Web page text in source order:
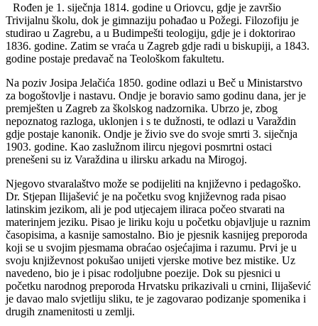
Rođen je 1. siječnja 1814. godine u Oriovcu, gdje je završio
Trivijalnu školu, dok je gimnaziju pohađao u Požegi. Filozofiju je
studirao u Zagrebu, a u Budimpešti teologiju, gdje je i doktorirao
1836. godine. Zatim se vraća u Zagreb gdje radi u biskupiji, a 1843.
godine postaje predavač na Teološkom fakultetu.
Na poziv Josipa Jelačića 1850. godine odlazi u Beč u Ministarstvo
za bogoštovlje i nastavu. Ondje je boravio samo godinu dana, jer je
premješten u Zagreb za školskog nadzornika. Ubrzo je, zbog
nepoznatog razloga, uklonjen i s te dužnosti, te odlazi u Varaždin
gdje postaje kanonik. Ondje je živio sve do svoje smrti 3. siječnja
1903. godine. Kao zaslužnom ilircu njegovi posmrtni ostaci
prenešeni su iz Varaždina u ilirsku arkadu na Mirogoj.
Njegovo stvaralaštvo može se podijeliti na književno i pedagoško.
Dr. Stjepan Ilijašević je na početku svog književnog rada pisao
latinskim jezikom, ali je pod utjecajem iliraca počeo stvarati na
materinjem jeziku. Pisao je liriku koju u početku objavljuje u raznim
časopisima, a kasnije samostalno. Bio je pjesnik kasnijeg preporoda
koji se u svojim pjesmama obraćao osjećajima i razumu. Prvi je u
svoju književnost pokušao unijeti vjerske motive bez mistike. Uz
navedeno, bio je i pisac rodoljubne poezije. Dok su pjesnici u
početku narodnog preporoda Hrvatsku prikazivali u crnini, Ilijašević
je davao malo svjetliju sliku, te je zagovarao podizanje spomenika i
drugih znamenitosti u zemlji.